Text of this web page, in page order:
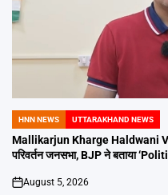
POSTED
IN
HNN NEWS UTTARAKHAND NEWS
Mallikarjun Kharge Haldwani
परिवर्तन जनसभा, BJP ने बताया
on
August 5, 2026